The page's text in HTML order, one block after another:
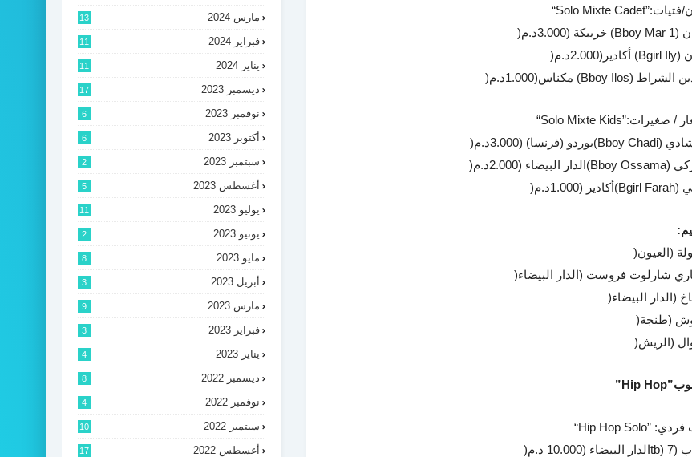
فتيات“Solo Mixte Cadet”:
(Bboy Mar 1)خريبكة (3.000د.م
)
(Bgirl Ily) أكادير(2.000د.م
)
الشراط (Bboy Ilos) مكناس(1.000د.م )
/ صغيرات“Solo Mixte Kids”:
(Bboy Chadi)بوردو (فرنسا) (3.000د.م
)
(Bboy Ossama)الدار البيضاء (2.000د.م
)
(Bgirl Farah)أكادير (1.000د.م )
:
(العيون)
شارلوت فروست (الدار البيضاء)
(الدار البيضاء)
(طنجة)
(الريش)
”Hip Hop”
فردي“Hip Hop Solo” :
(7
tb)الدار البيضاء (10.000 د.م
)
مارس 2024 13
فبراير 2024 11
يناير 2024 11
ديسمبر 2023 17
نوفمبر 2023 6
أكتوبر 2023 6
سبتمبر 2023 2
أغسطس 2023 5
يوليو 2023 11
يونيو 2023 2
مايو 2023 8
أبريل 2023 3
مارس 2023 9
فبراير 2023 3
يناير 2023 4
ديسمبر 2022 8
نوفمبر 2022 4
سبتمبر 2022 10
أغسطس 2022 17